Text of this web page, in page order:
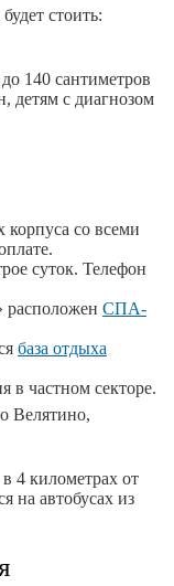
стоить:
140 сантиметров
детям с диагнозом
со всеми
суток. Телефон
расположен СПА-
база отдыха
в частном секторе.
Велятино,
4 километрах от
на автобусах из